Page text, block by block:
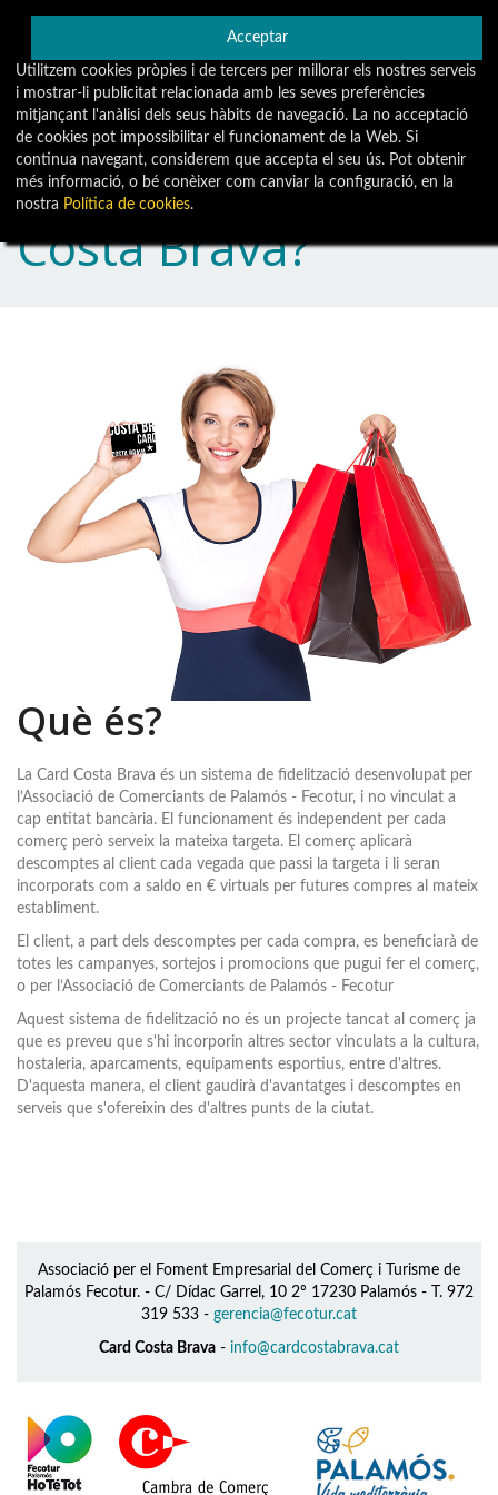
Consultar el teu saldo en € Virtuals
CARD COSTA BRAVA
Què és la Card
Costa Brava?
Què és?
La Card Costa Brava és un sistema de fidelització desenvolupat per
l’Associació de Comerciants de Palamós - Fecotur, i no vinculat a
cap entitat bancària. El funcionament és independent per cada
comerç però serveix la mateixa targeta. El comerç aplicarà
descomptes al client cada vegada que passi la targeta i li seran
incorporats com a saldo en € virtuals per futures compres al mateix
establiment.
El client, a part dels descomptes per cada compra, es beneficiarà de
totes les campanyes, sortejos i promocions que pugui fer el comerç,
o per l’Associació de Comerciants de Palamós - Fecotur
Aquest sistema de fidelització no és un projecte tancat al comerç ja
que es preveu que s'hi incorporin altres sector vinculats a la cultura,
hostaleria, aparcaments, equipaments esportius, entre d'altres.
D'aquesta manera, el client gaudirà d'avantatges i descomptes en
serveis que s'ofereixin des d'altres punts de la ciutat.
Associació per el Foment Empresarial del Comerç i Turisme de
Palamós Fecotur. - C/ Dídac Garrel, 10 2º 17230 Palamós - T. 972
319 533 - gerencia@fecotur.cat
Card Costa Brava - info@cardcostabrava.cat
Acceptar
Utilitzem cookies pròpies i de tercers per millorar els nostres serveis
i mostrar-li publicitat relacionada amb les seves preferències
mitjançant l'anàlisi dels seus hàbits de navegació. La no acceptació
de cookies pot impossibilitar el funcionament de la Web. Si
continua navegant, considerem que accepta el seu ús. Pot obtenir
més informació, o bé conèixer com canviar la configuració, en la
nostra Política de cookies.